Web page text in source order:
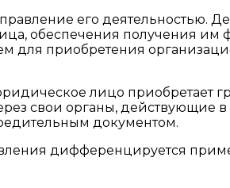
его деятельностью.
обеспечения получения им
для приобретения
лицо приобретает
свои органы, действующие в
документом.
дифференцируется